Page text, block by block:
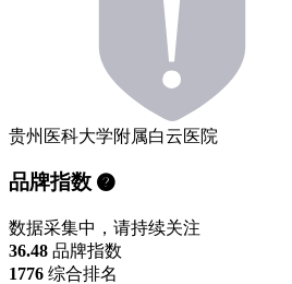
贵州医科大学附属白云医院
品牌指数
数据采集中，请持续关注
36.48 品牌指数
1776 综合排名